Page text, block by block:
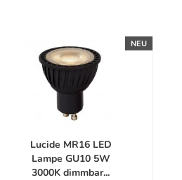
NEU
Lucide MR16 LED
Lampe GU10 5W
3000K dimmbar...